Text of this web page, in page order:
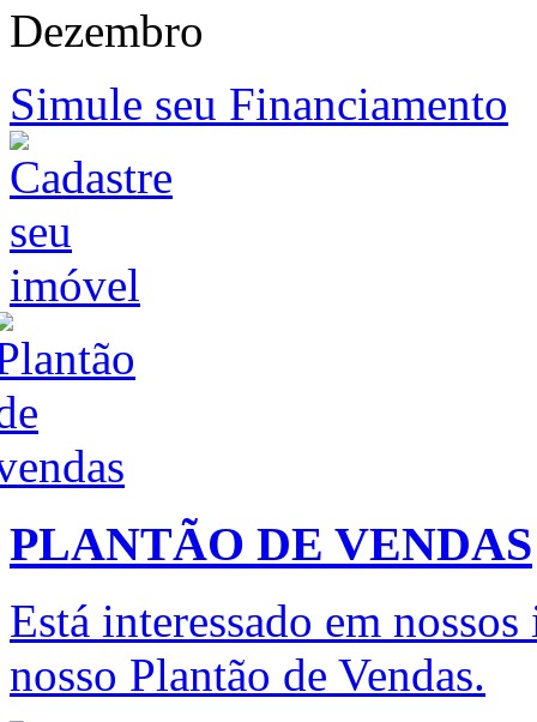
Dezembro
Simule seu Financiamento
PLANTÃO DE VENDAS
Está interessado em
nosso Plantão de Vendas.